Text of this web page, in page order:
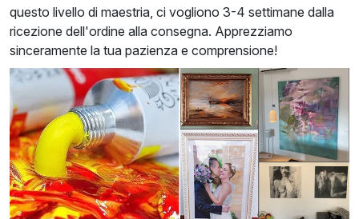
questo livello di maestria, ci vogliono 3-4 settimane dalla
ricezione dell'ordine alla consegna. Apprezziamo
sinceramente la tua pazienza e comprensione!